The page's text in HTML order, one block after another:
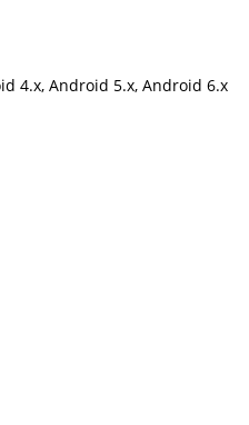
4.x, Android 5.x, Android 6.x